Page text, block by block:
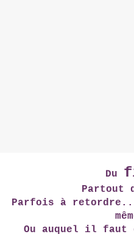
Du
Parfois à
Ou auquel il faut